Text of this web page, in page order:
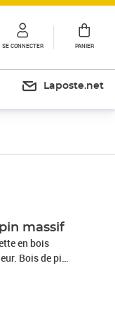
SE CONNECTER PANIER
Laposte.net
massif
en bois
Bois de pin
de pin a un